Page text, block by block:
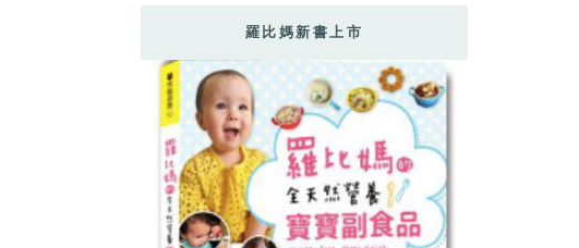
羅比媽新書上市